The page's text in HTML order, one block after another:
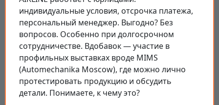
индивидуальные условия, отсрочка платежа,
персональный менеджер. Выгодно? Без
вопросов. Особенно при долгосрочном
сотрудничестве. Вдобавок — участие в
профильных выставках вроде MIMS
(Automechanika Moscow), где можно лично
протестировать продукцию и обсудить
детали. Понимаете, к чему это?